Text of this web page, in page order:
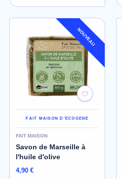
NOUVEAU
FAIT MAISON D'ECOGENE
FAIT MAISON
Savon de Marseille à
l'huile d'olive
4,90 €